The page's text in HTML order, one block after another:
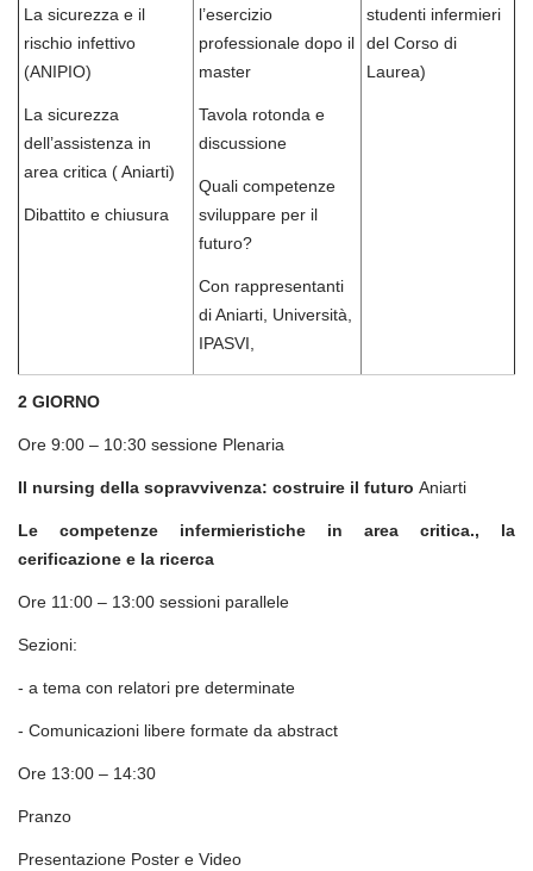
La sicurezza e il
rischio infettivo
(ANIPIO)
La sicurezza
dell’assistenza in
area critica ( Aniarti)
Dibattito e chiusura
l’esercizio
professionale dopo il
master
Tavola rotonda e
discussione
Quali competenze
sviluppare per il
futuro?
Con rappresentanti
di Aniarti, Università,
IPASVI,
studenti infermieri
del Corso di
Laurea)
2 GIORNO
Ore 9:00 – 10:30 sessione Plenaria
Il nursing della sopravvivenza: costruire il futuro Aniarti
Le competenze infermieristiche in area critica., la
cerificazione e la ricerca
Ore 11:00 – 13:00 sessioni parallele
Sezioni:
- a tema con relatori pre determinate
- Comunicazioni libere formate da abstract
Ore 13:00 – 14:30
Pranzo
Presentazione Poster e Video